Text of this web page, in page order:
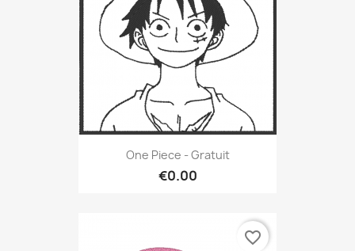
One Piece - Gratuit
€0.00
favorite_border